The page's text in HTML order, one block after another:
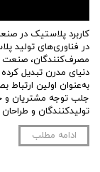
کاربرد پلاستیک در
در فناوری‌های تولید
مصرف‌کنندگان، صنعت
دنیای مدرن تبدیل
به‌عنوان اولین
جلب توجه مشتریان و
تولیدکنندگان و
ادامه مطلب